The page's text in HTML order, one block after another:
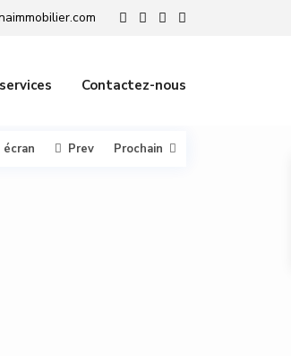
Contactez-nous
écran Prev Prochain